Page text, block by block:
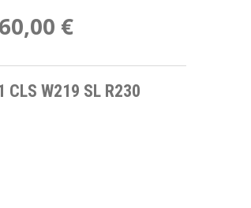
€
W219 SL R230